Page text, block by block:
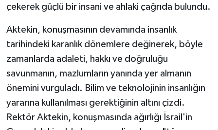
çekerek güçlü bir insani ve ahlaki çağrıda bulundu.
Aktekin, konuşmasının devamında insanlık
tarihindeki karanlık dönemlere değinerek, böyle
zamanlarda adaleti, hakkı ve doğruluğu
savunmanın, mazlumların yanında yer almanın
önemini vurguladı. Bilim ve teknolojinin insanlığın
yararına kullanılması gerektiğinin altını çizdi.
Rektör Aktekin, konuşmasında ağırlığı İsrail'in